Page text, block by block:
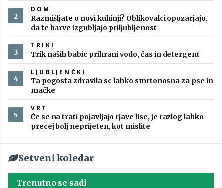
DOM
Razmišljate o novi kuhinji? Oblikovalci opozarjajo,
da te barve izgubljajo priljubljenost
TRIKI
Trik naših babic prihrani vodo, čas in detergent
LJUBLJENČKI
Ta pogosta zdravila so lahko smrtonosna za pse in
mačke
VRT
Če se na trati pojavljajo rjave lise, je razlog lahko
precej bolj neprijeten, kot mislite
Setveni koledar
Trenutno se sadi